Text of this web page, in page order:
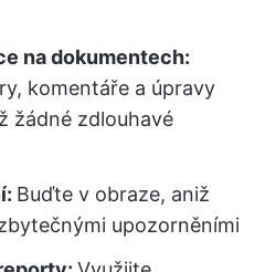
na dokumentech:
komentáře a úpravy
žádné zdlouhavé
Buďte v obraze, aniž
upozorněními